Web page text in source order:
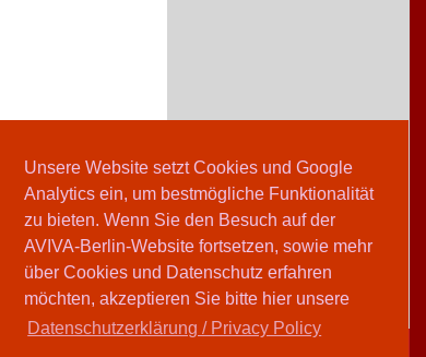
Unsere Website setzt Cookies und Google
Analytics ein, um bestmögliche Funktionalität
zu bieten. Wenn Sie den Besuch auf der
AVIVA-Berlin-Website fortsetzen, sowie mehr
über Cookies und Datenschutz erfahren
möchten, akzeptieren Sie bitte hier unsere
Datenschutzerklärung / Privacy Policy